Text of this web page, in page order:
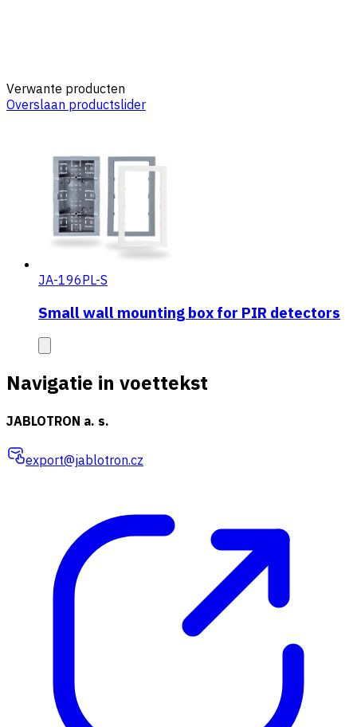
Verwante producten
Overslaan productslider
JA-196PL-S
Small wall mounting box for PIR detectors
Navigatie in voettekst
JABLOTRON a. s.
export@jablotron.cz